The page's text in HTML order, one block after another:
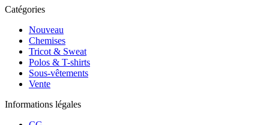
Catégories
Nouveau
Chemises
Tricot & Sweat
Polos & T-shirts
Sous-vêtements
Vente
Informations légales